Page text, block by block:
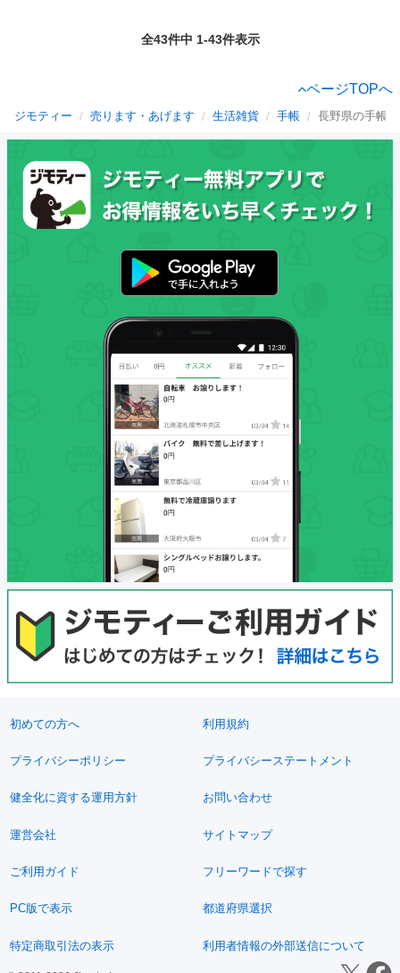
全43件中 1-43件表示
ページTOPへ
ジモティー 売ります・あげます 生活雑貨 手帳 長野県の手帳
初めての方へ 利用規約
プライバシーポリシー プライバシーステートメント
健全化に資する運用方針 お問い合わせ
運営会社 サイトマップ
ご利用ガイド フリーワードで探す
PC版で表示 都道府県選択
特定商取引法の表示 利用者情報の外部送信について